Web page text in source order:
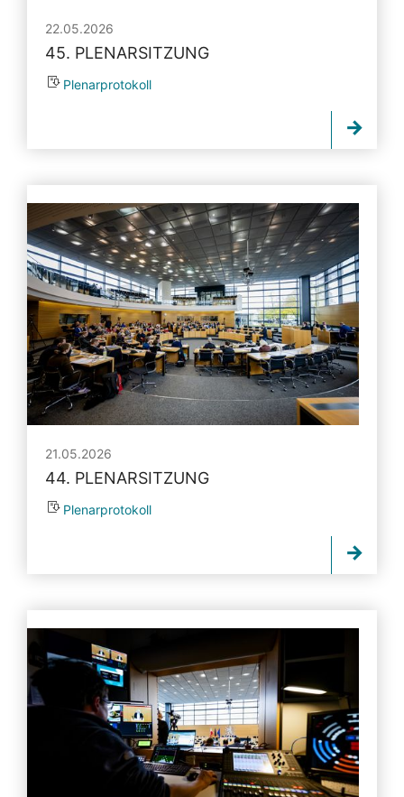
22.05.2026
45. PLENARSITZUNG
Plenarprotokoll
21.05.2026
44. PLENARSITZUNG
Plenarprotokoll